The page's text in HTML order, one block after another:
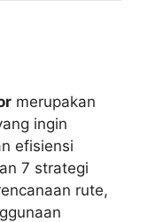
merupakan
ingin
efisiensi
7 strategi
rute,